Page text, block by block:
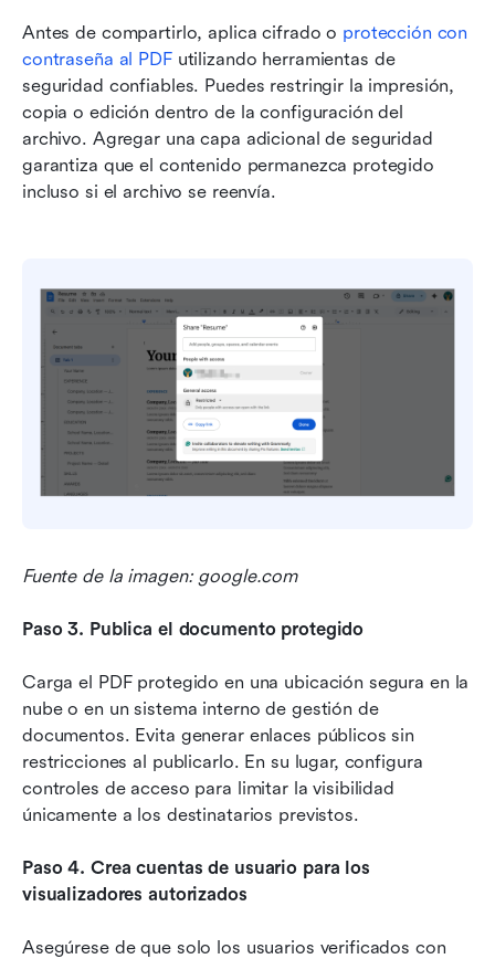
Antes de compartirlo, aplica cifrado o protección con
contraseña al PDF utilizando herramientas de
seguridad confiables. Puedes restringir la impresión,
copia o edición dentro de la configuración del
archivo. Agregar una capa adicional de seguridad
garantiza que el contenido permanezca protegido
incluso si el archivo se reenvía.
Fuente de la imagen: google.com
Paso 3. Publica el documento protegido
Carga el PDF protegido en una ubicación segura en la
nube o en un sistema interno de gestión de
documentos. Evita generar enlaces públicos sin
restricciones al publicarlo. En su lugar, configura
controles de acceso para limitar la visibilidad
únicamente a los destinatarios previstos.
Paso 4. Crea cuentas de usuario para los
visualizadores autorizados
Asegúrese de que solo los usuarios verificados con